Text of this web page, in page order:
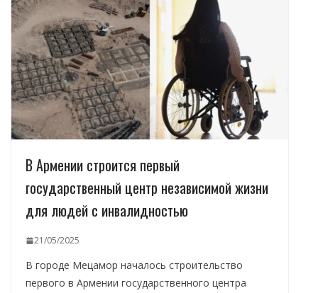
В Армении строится первый
государственный центр независимой жизни
для людей с инвалидностью
21/05/2025
В городе Мецамор началось строительство
первого в Армении государственного центра